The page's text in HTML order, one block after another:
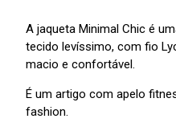
A jaqueta Minimal Chic é
tecido levíssimo, com fio
macio e confortável.
É um artigo com apelo
fashion.